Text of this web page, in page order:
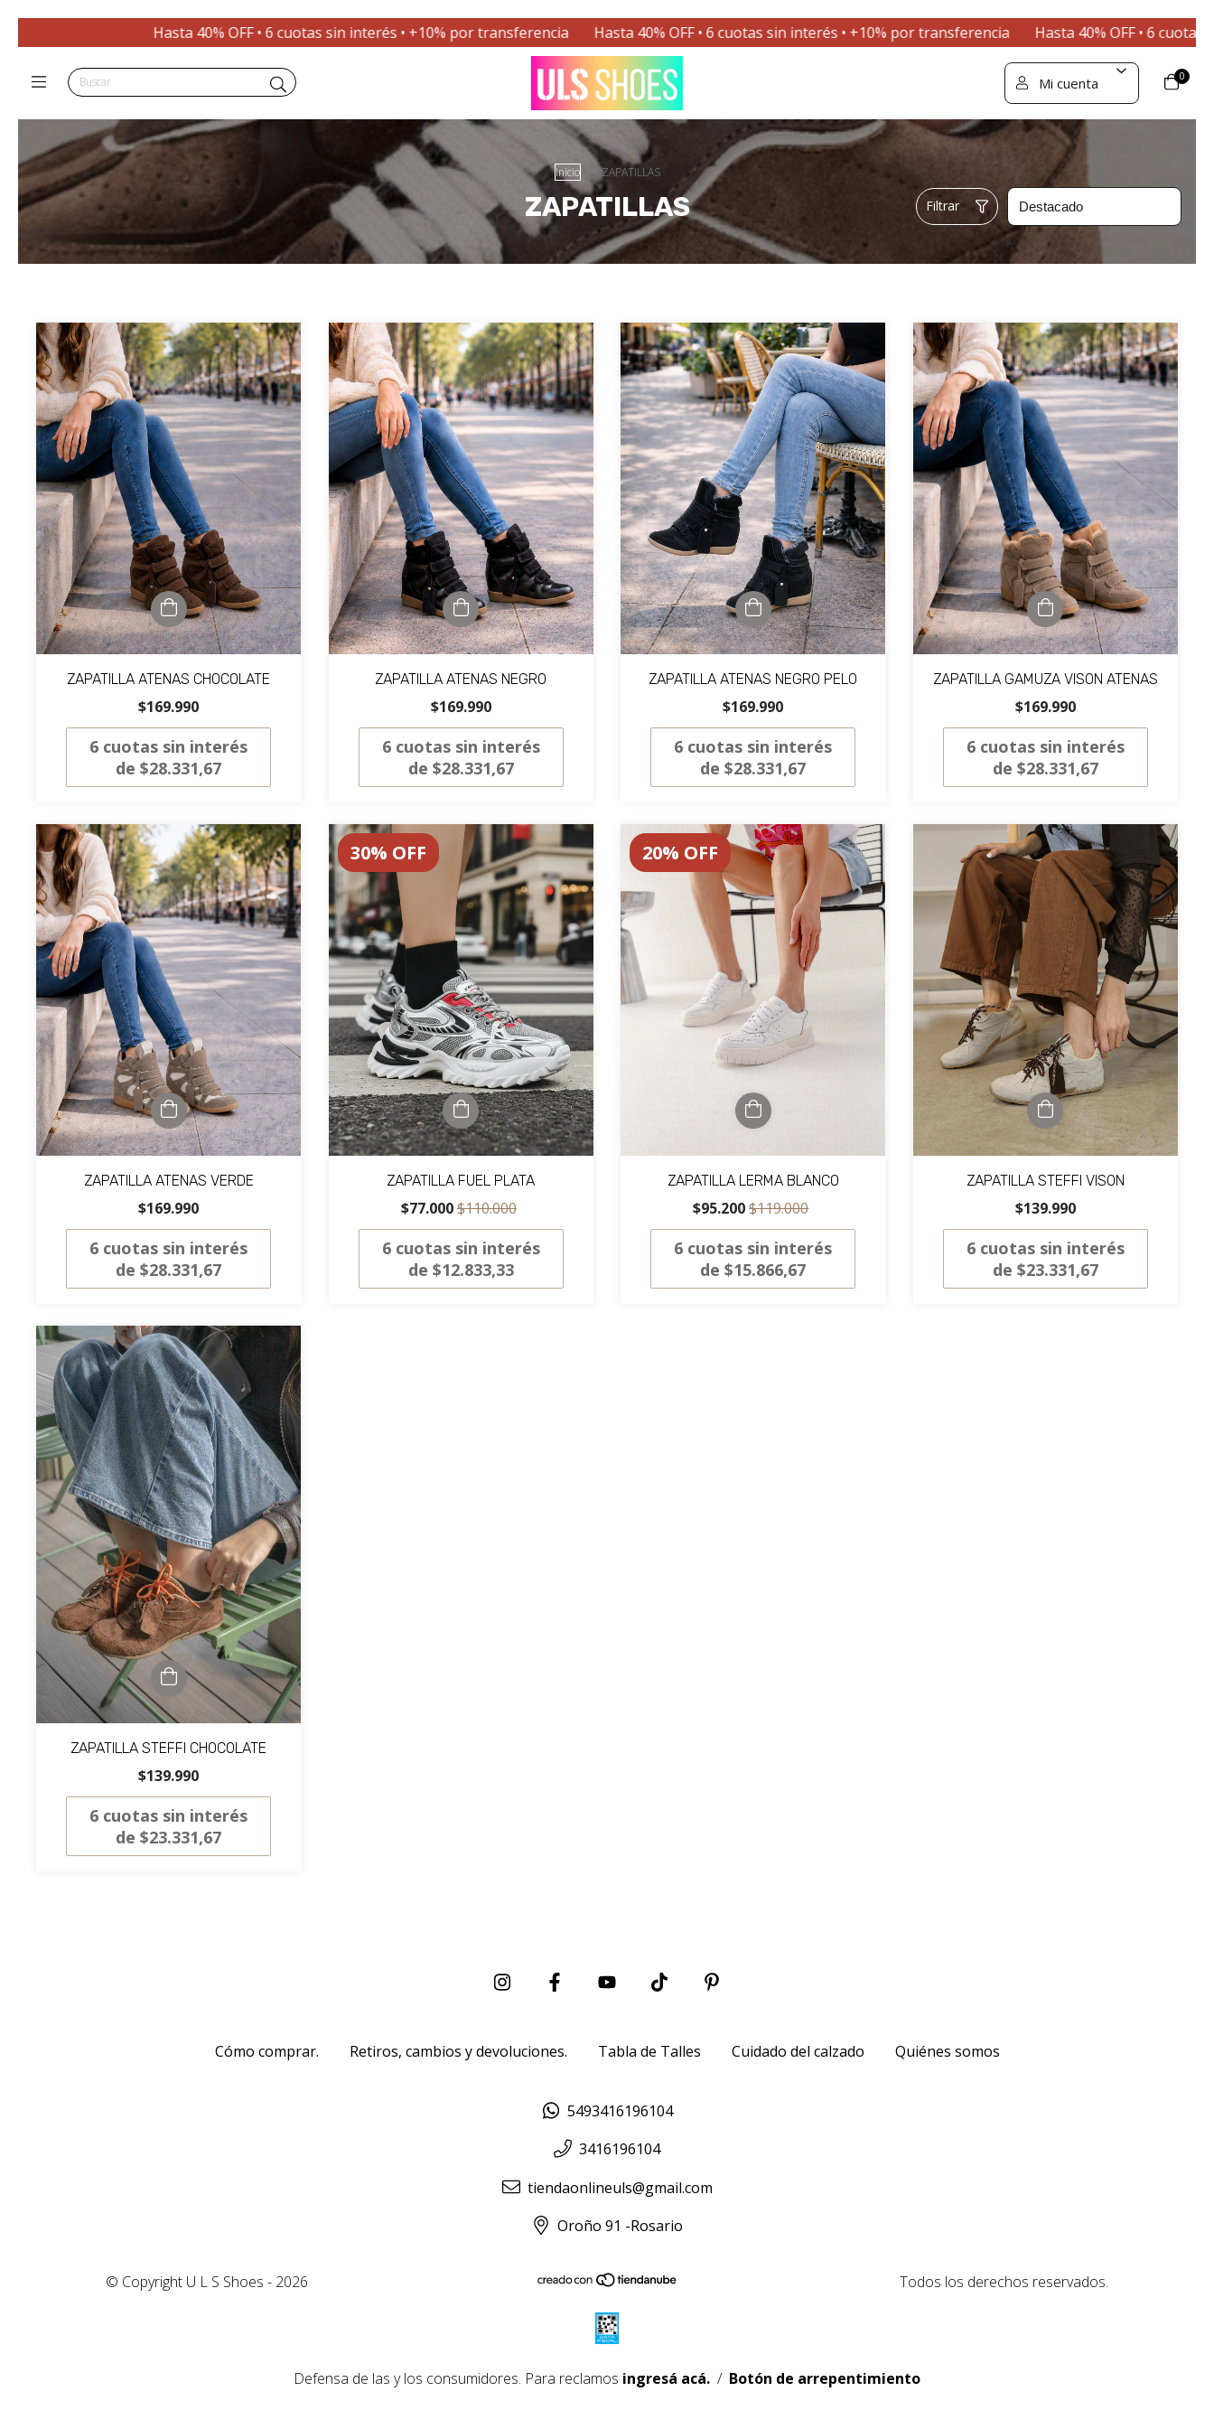
Hasta 40% OFF • 6 cuotas sin interés • +10% por transferencia Hasta 40% OFF • 6 cuotas sin interés • +10% por transferencia Hasta 40% OFF • 6 cuotas sin interés •
Mi cuenta 0
Inicio ZAPATILLAS
ZAPATILLAS Filtrar
ZAPATILLA ATENAS CHOCOLATE
$169.990
6 cuotas sin interés
de$28.331,67
ZAPATILLA ATENAS NEGRO
$169.990
6 cuotas sin interés
de $28.331,67
ZAPATILLA ATENAS NEGRO PELO
$169.990
6 cuotas sin interés
de$28.331,67
ZAPATILLA GAMUZA VISON ATENAS
$169.990
6 cuotas sin interés
de $28.331,67
ZAPATILLA ATENAS VERDE
$169.990
6 cuotas sin interés
de$28.331,67
30% OFF
ZAPATILLA FUEL PLATA
$77.000$110.000
6 cuotas sin interés
de $12.833,33
20% OFF
ZAPATILLA LERMA BLANCO
$95.200$119.000
6 cuotas sin interés
de$15.866,67
ZAPATILLA STEFFI VISON
$139.990
6 cuotas sin interés
de $23.331,67
ZAPATILLA STEFFI CHOCOLATE
$139.990
6 cuotas sin interés
de$23.331,67
Cómo comprar. Retiros, cambios y devoluciones. Tabla de Talles Cuidado del calzado Quiénes somos
5493416196104
3416196104
tiendaonlineuls@gmail.com
Oroño 91 -Rosario
© Copyright U L S Shoes - 2026 Todos los derechos reservados.
Defensa de las y los consumidores. Para reclamos ingresá acá. / Botón de arrepentimiento